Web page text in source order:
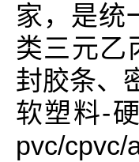
家，是统
类三元乙
封胶条、
软塑料-
pvc/